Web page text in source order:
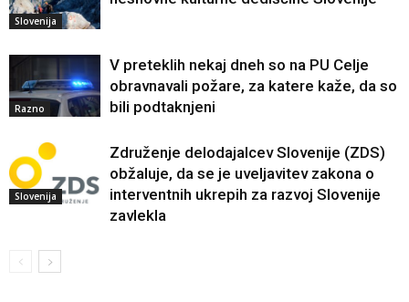
Slovenija
Razno
V preteklih nekaj dneh so na PU Celje
obravnavali požare, za katere kaže, da so
bili podtaknjeni
Slovenija
Združenje delodajalcev Slovenije (ZDS)
obžaluje, da se je uveljavitev zakona o
interventnih ukrepih za razvoj Slovenije
zavlekla